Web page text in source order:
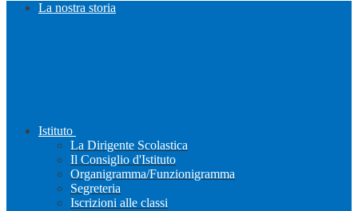
La nostra storia
Istituto
La Dirigente Scolastica
Il Consiglio d'Istituto
Organigramma/Funzionigramma
Segreteria
Iscrizioni alle classi